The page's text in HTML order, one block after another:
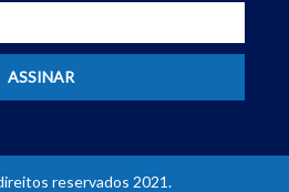
reservados 2021.